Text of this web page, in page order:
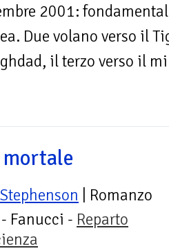
2001:
Due volano verso il
il terzo verso il
mortale
| Romanzo
- Fanucci - Reparto